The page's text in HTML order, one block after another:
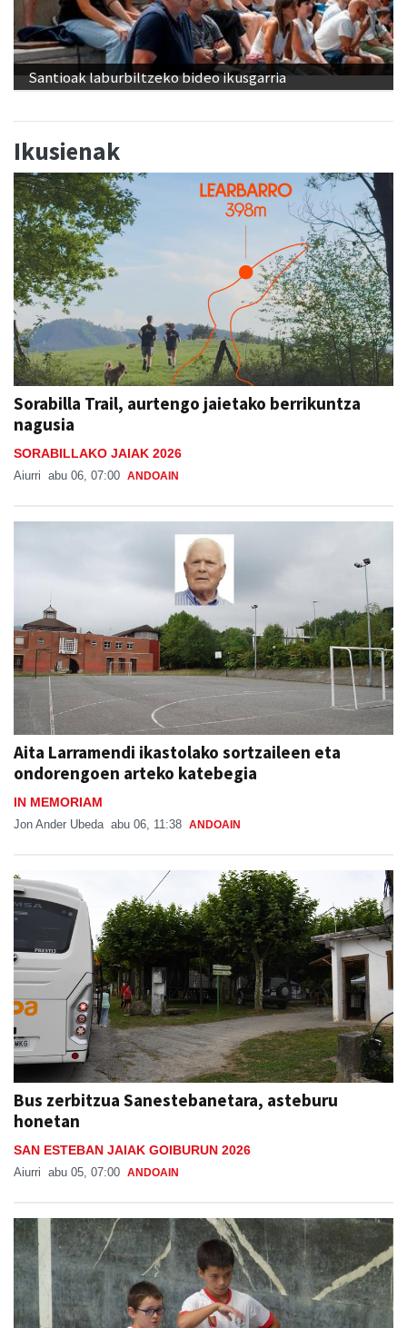
Santioak laburbiltzeko bideo ikusgarria
Ikusienak
Sorabilla Trail, aurtengo jaietako berrikuntza
nagusia
SORABILLAKO JAIAK 2026
Aiurri abu 06, 07:00 ANDOAIN
Aita Larramendi ikastolako sortzaileen eta
ondorengoen arteko katebegia
IN MEMORIAM
Jon Ander Ubeda abu 06, 11:38 ANDOAIN
Bus zerbitzua Sanestebanetara, asteburu
honetan
SAN ESTEBAN JAIAK GOIBURUN 2026
Aiurri abu 05, 07:00 ANDOAIN